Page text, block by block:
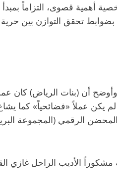
أهمية قصوى، التزاماً بمبدأ
بضوابط تحقق التوازن بين
أن (بنات الرياض) كان
يكن عملاً «فضائحياً» كما
المحضن الرقمي (المجموعة
مشكوراً الأديب الراحل غازي